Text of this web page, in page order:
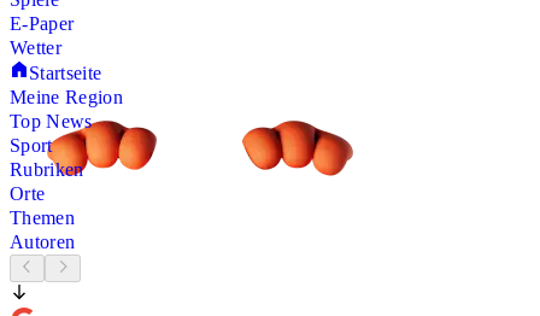
E-Paper
Wetter
Startseite
Meine Region
Top News
Sport
Rubriken
Orte
Themen
Autoren